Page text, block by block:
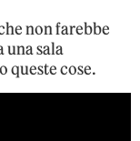
non farebbe
una sala
queste cose.